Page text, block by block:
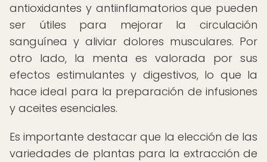
antioxidantes y antiinflamatorios que pueden
ser útiles para mejorar la circulación
sanguínea y aliviar dolores musculares. Por
otro lado, la menta es valorada por sus
efectos estimulantes y digestivos, lo que la
hace ideal para la preparación de infusiones
y aceites esenciales.
Es importante destacar que la elección de las
variedades de plantas para la extracción de